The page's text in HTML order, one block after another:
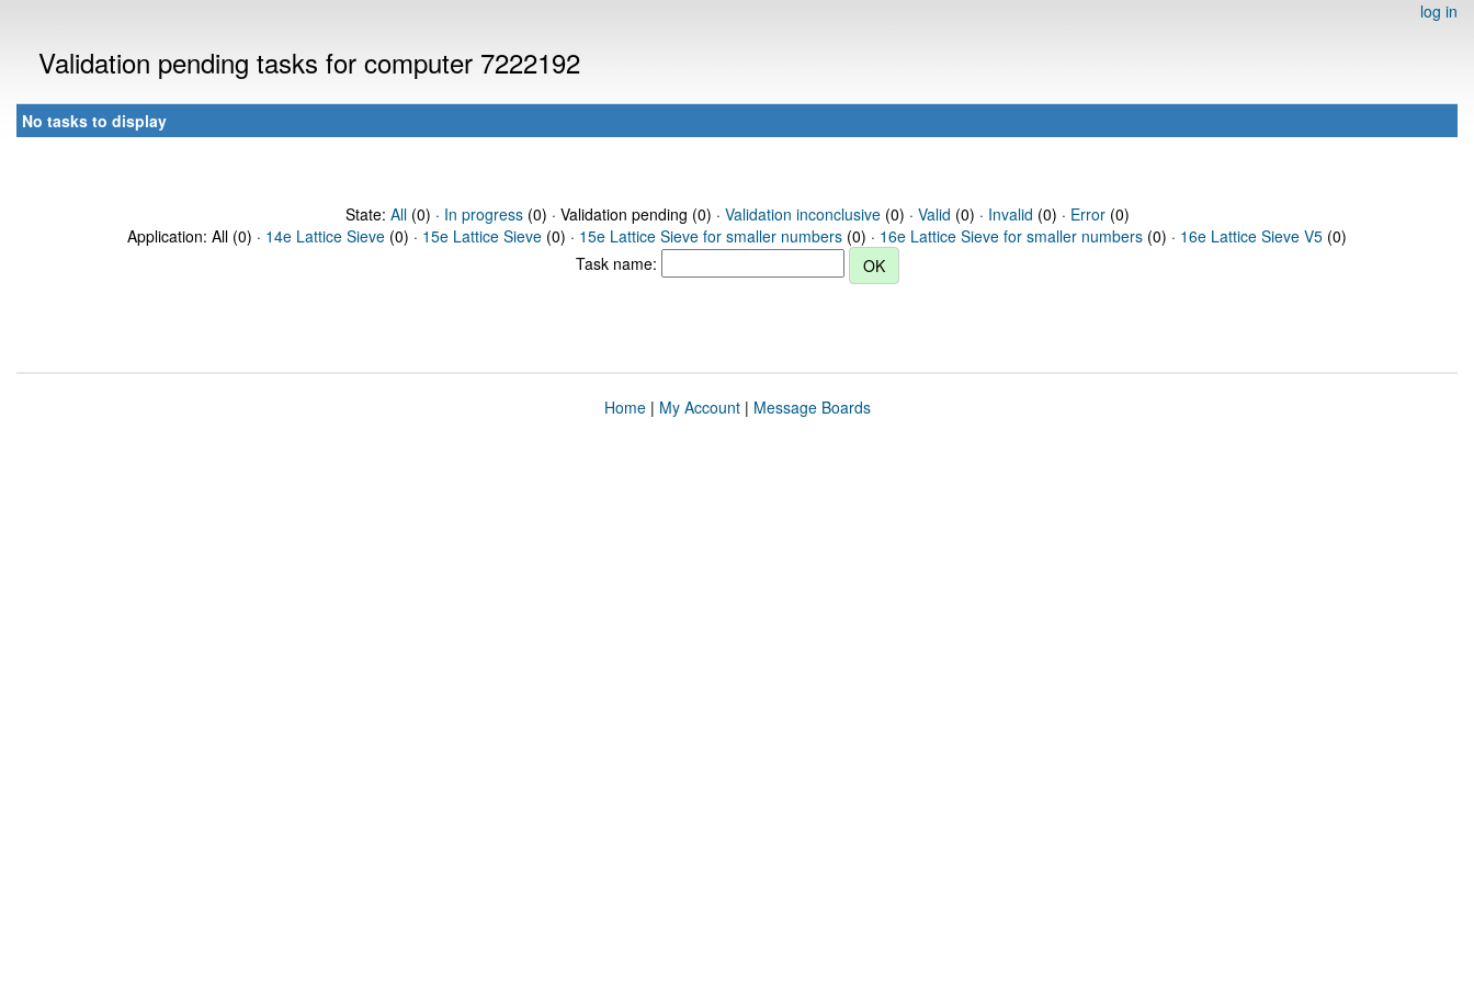
log in
Validation pending tasks for computer 7222192
No tasks to display
State: All(0) · In progress(0) · Validation pending (0) · Validation inconclusive(0) · Valid (0) · Invalid (0) · Error(0)
Application: All (0) · 14e Lattice Sieve (0) · 15e Lattice Sieve (0) · 15e Lattice Sieve for smaller numbers (0) · 16e Lattice Sieve for smaller numbers (0) · 16e Lattice Sieve V5 (0)
Task name:
Home| My Account| Message Boards